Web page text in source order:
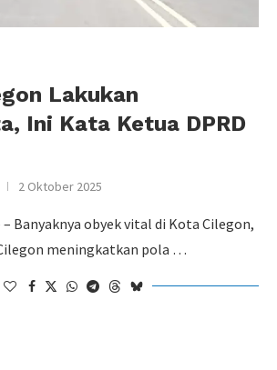
Lakukan
Ini Kata Ketua DPRD
2 Oktober 2025
Banyaknya obyek vital di Kota Cilegon,
meningkatkan pola …